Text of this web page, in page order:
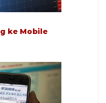
ke Mobile